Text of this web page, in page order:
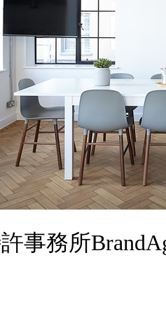
事務所